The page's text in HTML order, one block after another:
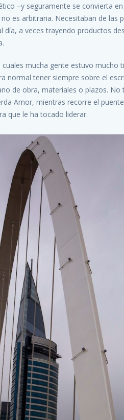
‒y seguramente se convierta
es arbitraria. Necesitaban de las
día, a veces trayendo productos
cuales mucha gente estuvo
normal tener siempre sobre el
de obra, materiales o plazos.
Amor, mientras recorre el
que le ha tocado liderar.